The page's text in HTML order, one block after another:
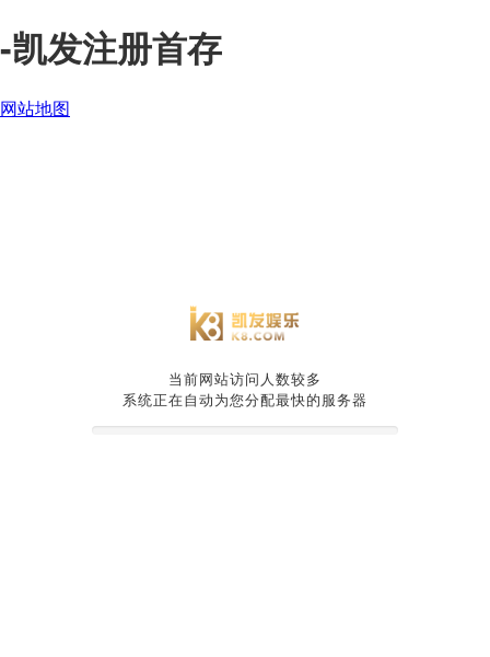
-凯发注册首存
当前网站访问人数较多
系统正在自动为您分配最快的服务器
网站地图